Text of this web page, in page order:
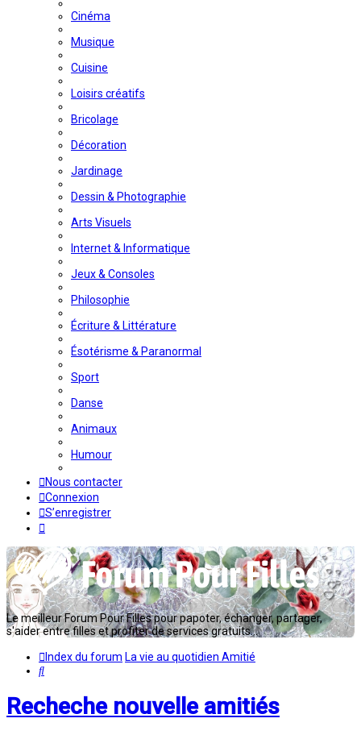
Cinéma
Musique
Cuisine
Loisirs créatifs
Bricolage
Décoration
Jardinage
Dessin & Photographie
Arts Visuels
Internet & Informatique
Jeux & Consoles
Philosophie
Écriture & Littérature
Ésotérisme & Paranormal
Sport
Danse
Animaux
Humour
Nous contacter
Connexion
S’enregistrer
Le meilleur Forum Pour Filles pour papoter, échanger, partager,
s'aider entre filles et profiter de services gratuits...
Index du forum La vie au quotidien Amitié
Rechercher
Recheche nouvelle amitiés